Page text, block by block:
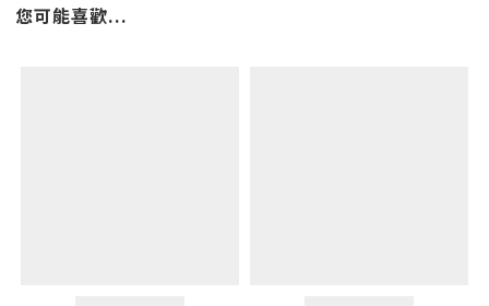
您可能喜歡...